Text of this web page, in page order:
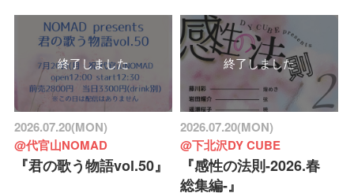
終了しました
2026.07.20(MON)
@代官山NOMAD
『君の歌う物語vol.50』
終了しました
2026.07.20(MON)
@下北沢DY CUBE
『感性の法則-2026.春
総集編-』